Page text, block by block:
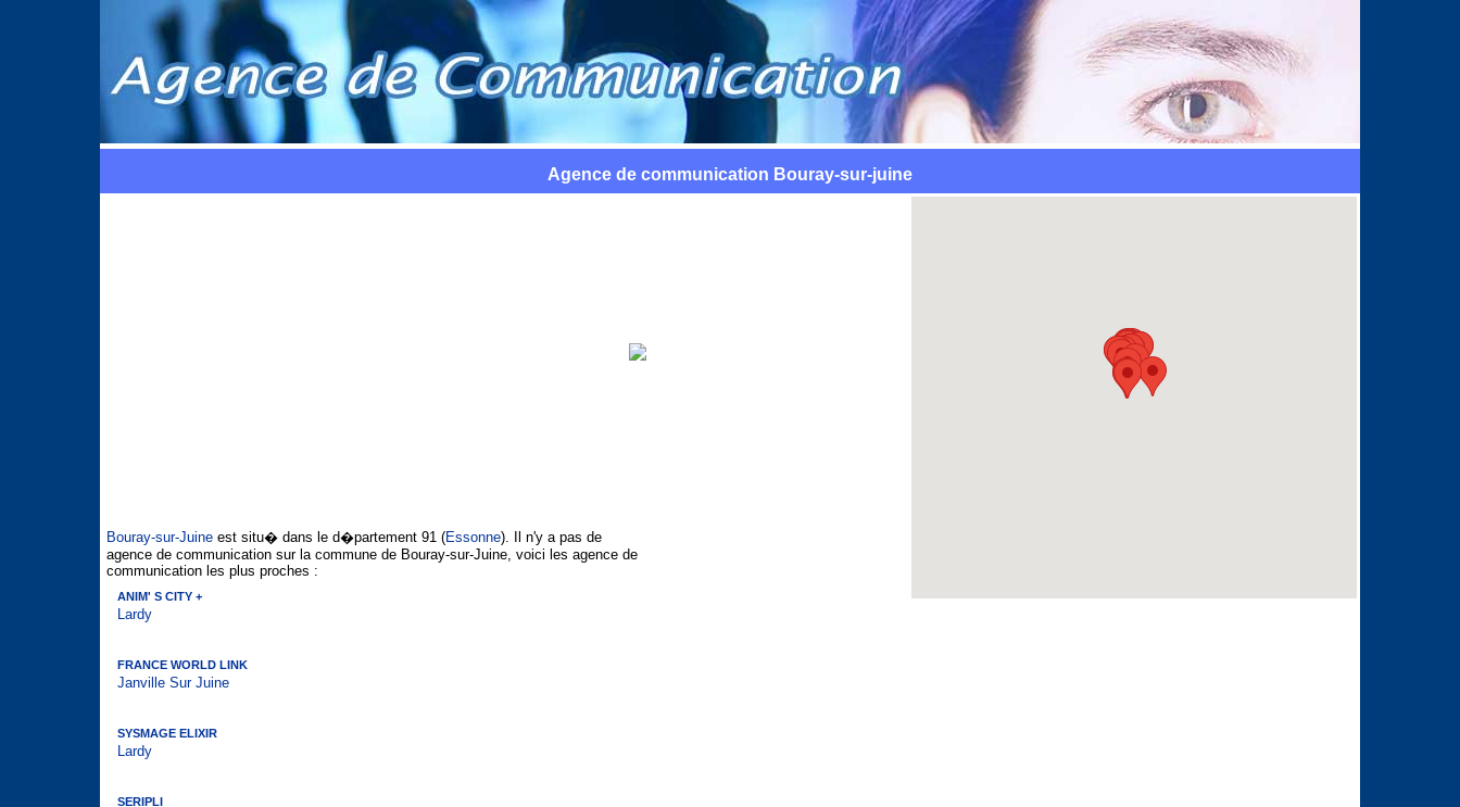
Agence de communication Bouray-sur-juine
Bouray-sur-Juine est situ� dans le d�partement 91 (Essonne). Il n'y a pas de
agence de communication sur la commune de Bouray-sur-Juine, voici les agence de
communication les plus proches :
ANIM' S CITY +
Lardy
FRANCE WORLD LINK
Janville Sur Juine
SYSMAGE ELIXIR
Lardy
SERIPLI